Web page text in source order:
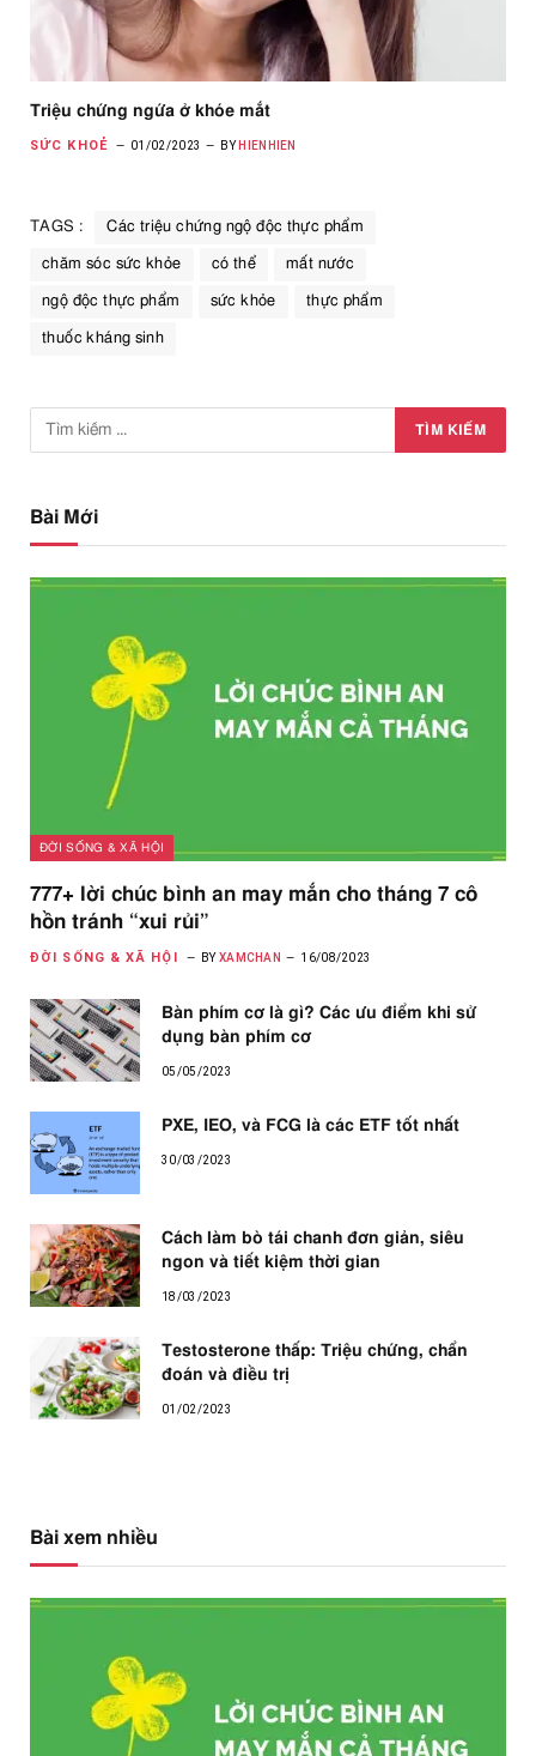
Triệu chứng ngứa ở khóe mắt
SỨC KHOẺ 01/02/2023 BY HIENHIEN
TAGS : Các triệu chứng ngộ độc thực phẩm
chăm sóc sức khỏe có thể mất nước
ngộ độc thực phẩm sức khỏe thực phẩm
thuốc kháng sinh
Bài Mới
ĐỜI SỐNG & XÃ HỘI
777+ lời chúc bình an may mắn cho tháng 7 cô
hồn tránh “xui rủi”
ĐỜI SỐNG & XÃ HỘI BY XAMCHAN 16/08/2023
Bàn phím cơ là gì? Các ưu điểm khi sử
dụng bàn phím cơ
05/05/2023
PXE, IEO, và FCG là các ETF tốt nhất
30/03/2023
Cách làm bò tái chanh đơn giản, siêu
ngon và tiết kiệm thời gian
18/03/2023
Testosterone thấp: Triệu chứng, chẩn
đoán và điều trị
01/02/2023
Bài xem nhiều